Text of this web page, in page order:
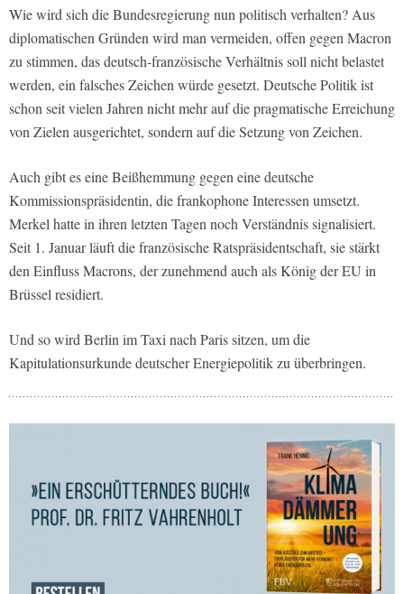
Wie wird sich die Bundesregierung nun politisch verhalten? Aus
diplomatischen Gründen wird man vermeiden, offen gegen Macron
zu stimmen, das deutsch-französische Verhältnis soll nicht belastet
werden, ein falsches Zeichen würde gesetzt. Deutsche Politik ist
schon seit vielen Jahren nicht mehr auf die pragmatische Erreichung
von Zielen ausgerichtet, sondern auf die Setzung von Zeichen.
Auch gibt es eine Beißhemmung gegen eine deutsche
Kommissionspräsidentin, die frankophone Interessen umsetzt.
Merkel hatte in ihren letzten Tagen noch Verständnis signalisiert.
Seit 1. Januar läuft die französische Ratspräsidentschaft, sie stärkt
den Einfluss Macrons, der zunehmend auch als König der EU in
Brüssel residiert.
Und so wird Berlin im Taxi nach Paris sitzen, um die
Kapitulationsurkunde deutscher Energiepolitik zu überbringen.